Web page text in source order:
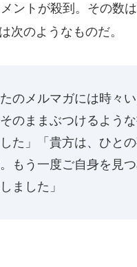
ントが殺到。その数
次のようなものだ。
のメルマガには時々
のままぶつけるよう
た」「貴方は、ひと
もう一度ご自身を見
ました」